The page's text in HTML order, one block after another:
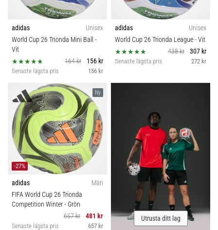
adidas
Unisex
World Cup 26 Trionda Mini Ball -
Vit
164 kr
156 kr
Senaste lägsta pris 156 kr
adidas
Unisex
World Cup 26 Trionda League- Vit
438 kr
307 kr
Senaste lägsta pris 272 kr
Ny
-27%
adidas
Män
FIFA World Cup 26 Trionda
Competition Winter- Grön
657 kr
481 kr
Senaste lägsta pris 657 kr
Utrusta ditt lag